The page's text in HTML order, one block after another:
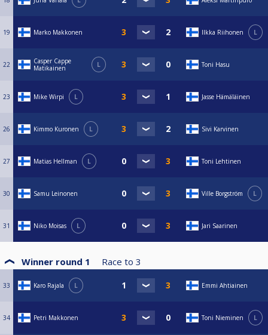
19 Marko Makkonen Ilkka Riihonen L
22
Casper Cappe
Matikainen
L Toni Hasu
23 Mike Wirpi L Jasse Hämäläinen
26 Kimmo Kuronen L Sivi Karvinen
27 Matias Hellman L Toni Lehtinen
30 Samu Leinonen Ville Borgström L
31 Niko Moisas L Jari Saarinen
Winner round 1 Race to 3
33 Karo Rajala L Emmi Ahtiainen
34 Petri Makkonen Toni Nieminen L